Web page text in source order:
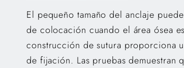
El pequeño tamaño del anclaje
de colocación cuando el área ósea
construcción de sutura proporciona
de fijación. Las pruebas demuestran